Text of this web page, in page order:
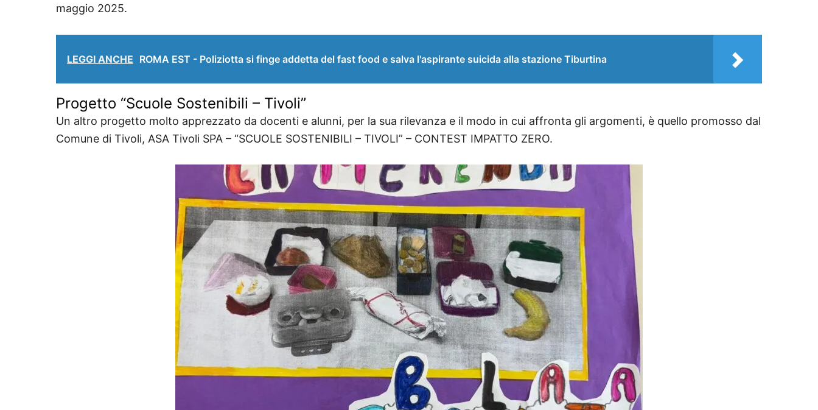
maggio 2025.
LEGGI ANCHE ROMA EST - Poliziotta si finge addetta del fast food e salva l'aspirante suicida alla stazione Tiburtina
Progetto “Scuole Sostenibili – Tivoli”
Un altro progetto molto apprezzato da docenti e alunni, per la sua rilevanza e il modo in cui affronta gli argomenti, è quello promosso dal
Comune di Tivoli, ASA Tivoli SPA – “SCUOLE SOSTENIBILI – TIVOLI” – CONTEST IMPATTO ZERO.